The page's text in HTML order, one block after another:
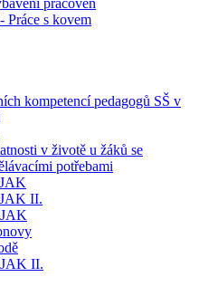
pracoven
Práce s kovem
kompetencí pedagogů SŠ v
v životě u žáků se
potřebami
II.
II.